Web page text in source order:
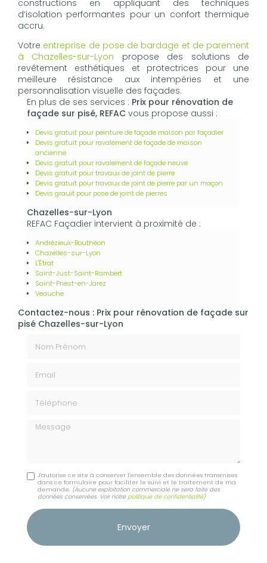
constructions en appliquant des techniques
d’isolation performantes pour un confort thermique
accru.
Votre entreprise de pose de bardage et de parement
à Chazelles-sur-Lyon propose des solutions de
revêtement esthétiques et protectrices pour une
meilleure résistance aux intempéries et une
personnalisation visuelle des façades.
En plus de ses services : Prix pour rénovation de
façade sur pisé, REFAC vous propose aussi :
Devis gratuit pour peinture de façade maison par façadier
Devis gratuit pour ravalement de façade de maison
ancienne
Devis gratuit pour ravalement de façade neuve
Devis gratuit pour travaux de joint de pierre
Devis gratuit pour travaux de joint de pierre par un maçon
Devis grauit pour pose de joint de pierres
Chazelles-sur-Lyon
REFAC Façadier intervient à proximité de :
Andrézieux-Bouthéon
Chazelles-sur-Lyon
L'Étrat
Saint-Just-Saint-Rambert
Saint-Priest-en-Jarez
Veauche
Contactez-nous : Prix pour rénovation de façade sur
pisé Chazelles-sur-Lyon
Message
J'autorise ce site à conserver l'ensemble des données transmises
dans ce formulaire pour faciliter le suivi et le traitement de ma
demande. (Aucune exploitation commerciale ne sera faite des
données conservées. Voir notrepolitique de confidentialité)